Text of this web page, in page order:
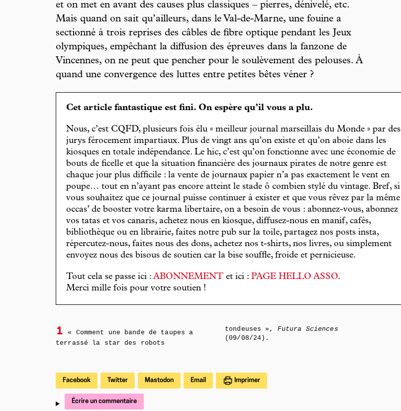
et on met en avant des causes plus classiques – pierres, dénivelé, etc.
Mais quand on sait qu’ailleurs, dans le Val-de-Marne, une fouine a
sectionné à trois reprises des câbles de fibre optique pendant les Jeux
olympiques, empêchant la diffusion des épreuves dans la fanzone de
Vincennes, on ne peut que pencher pour le soulèvement des pelouses. À
quand une convergence des luttes entre petites bêtes véner ?
Cet article fantastique est fini. On espère qu’il vous a plu.
Nous, c’est CQFD, plusieurs fois élu « meilleur journal marseillais du Monde » par des
jurys férocement impartiaux. Plus de vingt ans qu’on existe et qu’on aboie dans les
kiosques en totale indépendance. Le hic, c’est qu’on fonctionne avec une économie de
bouts de ficelle et que la situation financière des journaux pirates de notre genre est
chaque jour plus difficile : la vente de journaux papier n’a pas exactement le vent en
poupe… tout en n’ayant pas encore atteint le stade ô combien stylé du vintage. Bref, si
vous souhaitez que ce journal puisse continuer à exister et que vous rêvez par la même
occas’ de booster votre karma libertaire, on a besoin de vous : abonnez-vous, abonnez
vos tatas et vos canaris, achetez nous en kiosque, diffusez-nous en manif, cafés,
bibliothèque ou en librairie, faites notre pub sur la toile, partagez nos posts insta,
répercutez-nous, faites nous des dons, achetez nos t-shirts, nos livres, ou simplement
envoyez nous des bisous de soutien car la bise souffle, froide et pernicieuse.
Tout cela se passe ici : ABONNEMENT et ici : PAGE HELLO ASSO.
Merci mille fois pour votre soutien !
1
« Comment une bande de taupes a
terrassé la star des robots
tondeuses », Futura Sciences
(09/08/24).
Facebook Twitter Mastodon Email Imprimer
Écrire un commentaire